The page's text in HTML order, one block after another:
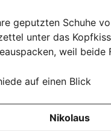
geputzten Schuhe
unter das
weil beide
auf einen Blick
Nikolaus